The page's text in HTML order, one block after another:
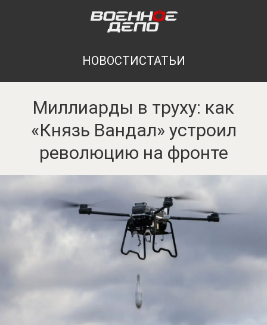
НОВОСТИСТАТЬИ
Миллиарды в труху: как
«Князь Вандал» устроил
революцию на фронте